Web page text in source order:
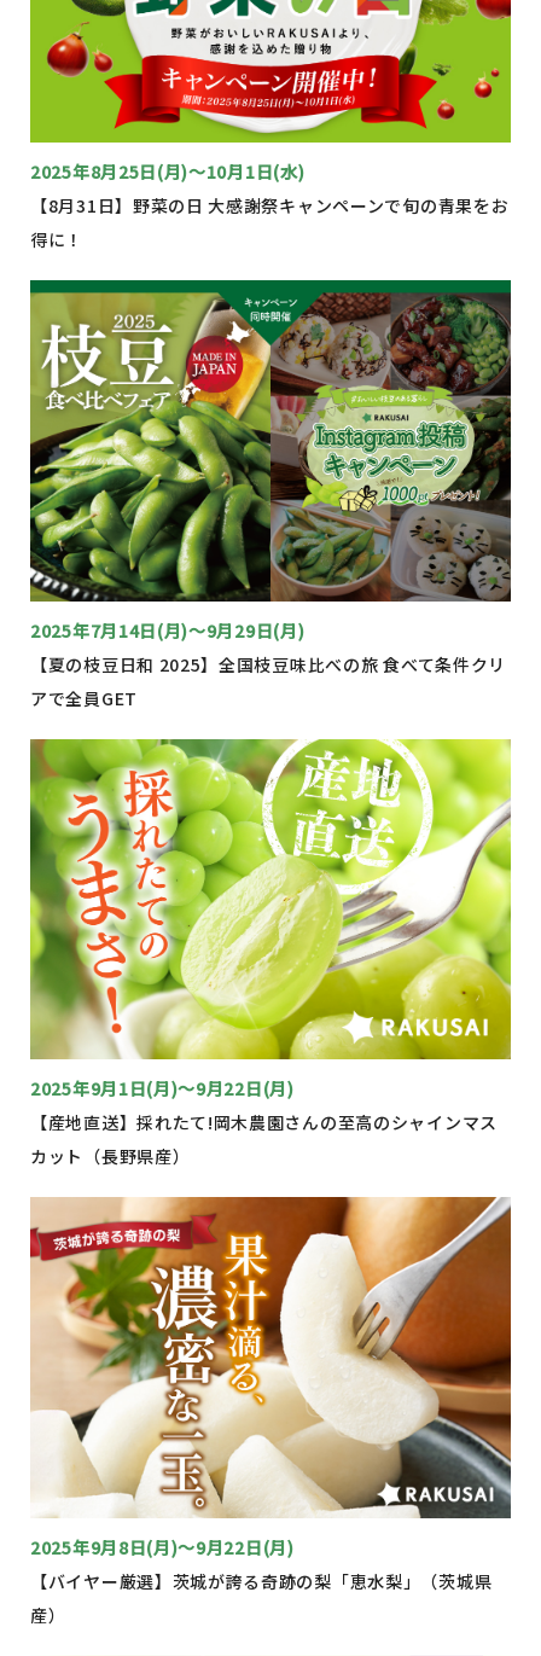
2025年8月25日(月)～10月1日(水)
【8月31日】野菜の日 大感謝祭キャンペーンで旬の青果をお
得に！
2025年7月14日(月)～9月29日(月)
【夏の枝豆日和 2025】全国枝豆味比べの旅 食べて条件クリ
アで全員GET
2025年9月1日(月)〜9月22日(月)
【産地直送】採れたて!岡木農園さんの至高のシャインマス
カット（長野県産）
2025年9月8日(月)〜9月22日(月)
【バイヤー厳選】茨城が誇る奇跡の梨「恵水梨」（茨城県
産）